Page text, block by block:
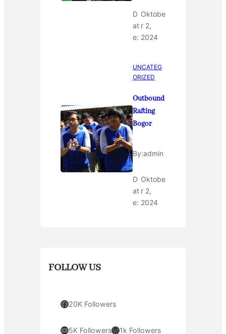
D
at
e:
Oktobe
r 2,
2024
UNCATEG
ORIZED
Outbound
Rafting
Bogor
By:admin
D
at
e:
Oktobe
r 2,
2024
FOLLOW US
Facebook 20K Followers
YouTube 5K FollowersWordPress 1k Followers